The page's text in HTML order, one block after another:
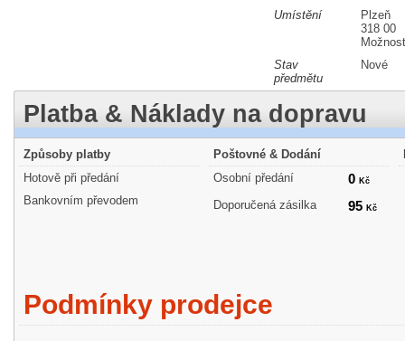
Umístění
Plzeň
318 00
Stav
předmětu
Nové
Platba & Náklady na dopravu
Způsoby platby
Hotově při předání
Bankovním převodem
Poštovné & Dodání
Osobní předání
0 Kč
Doporučená zásilka 95 Kč
Podmínky prodejce